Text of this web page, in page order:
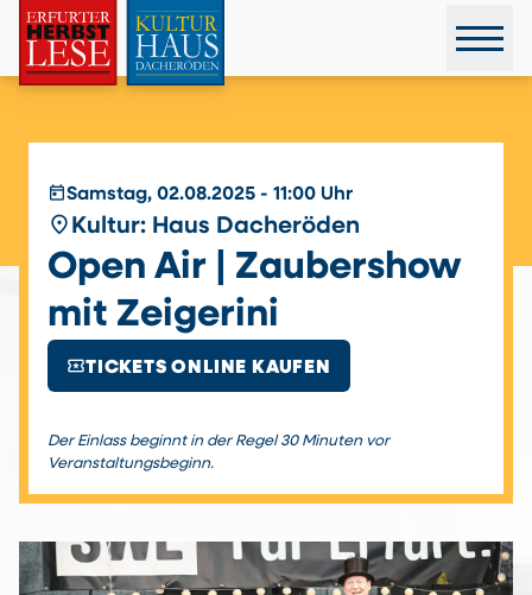
todaySamstag, 02.08.2025 - 11:00 Uhr
place Kultur: Haus Dacheröden
Open Air | Zaubershow
mit Zeigerini
local_activityTICKETS ONLINE KAUFEN
Der Einlass beginnt in der Regel 30 Minuten vor
Veranstaltungsbeginn.